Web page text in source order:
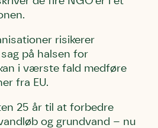
risikerer
på halsen for
i værste fald medføre
fra EU.
25 år til at forbedre
og grundvand – nu
må gerne kontakte mig
må gerne kontakte mig
må gerne kontakte mig